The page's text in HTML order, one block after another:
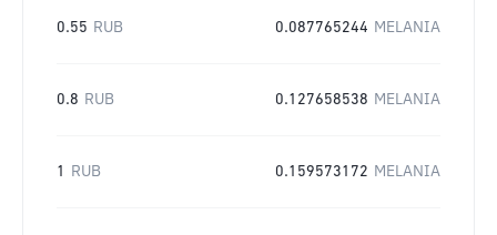
0.55 RUB 0.087765244 MELANIA
0.8 RUB 0.127658538 MELANIA
1 RUB 0.159573172 MELANIA